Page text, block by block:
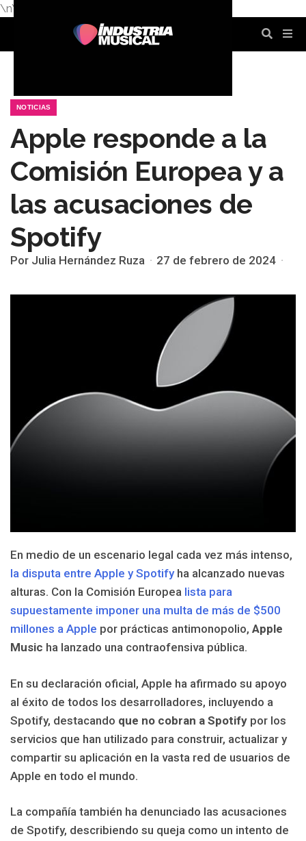
\n\n
NOTICIAS
Apple responde a la
Comisión Europea y a
las acusaciones de
Spotify
Por Julia Hernández Ruza 27 de febrero de 2024
En medio de un escenario legal cada vez más intenso,
la disputa entre Apple y Spotifyha alcanzado nuevas
alturas. Con la Comisión Europea lista para
supuestamente imponer una multa de más de $500
millones a Apple por prácticas antimonopolio, Apple
Music ha lanzado una contraofensiva pública.
En su declaración oficial, Apple ha afirmado su apoyo
al éxito de todos los desarrolladores, incluyendo a
Spotify, destacando que no cobran a Spotify por los
servicios que han utilizado para construir, actualizar y
compartir su aplicación en la vasta red de usuarios de
Apple en todo el mundo.
La compañía también ha denunciado las acusaciones
de Spotify, describiendo su queja como un intento de